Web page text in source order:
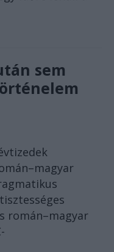
sem
román–magyar